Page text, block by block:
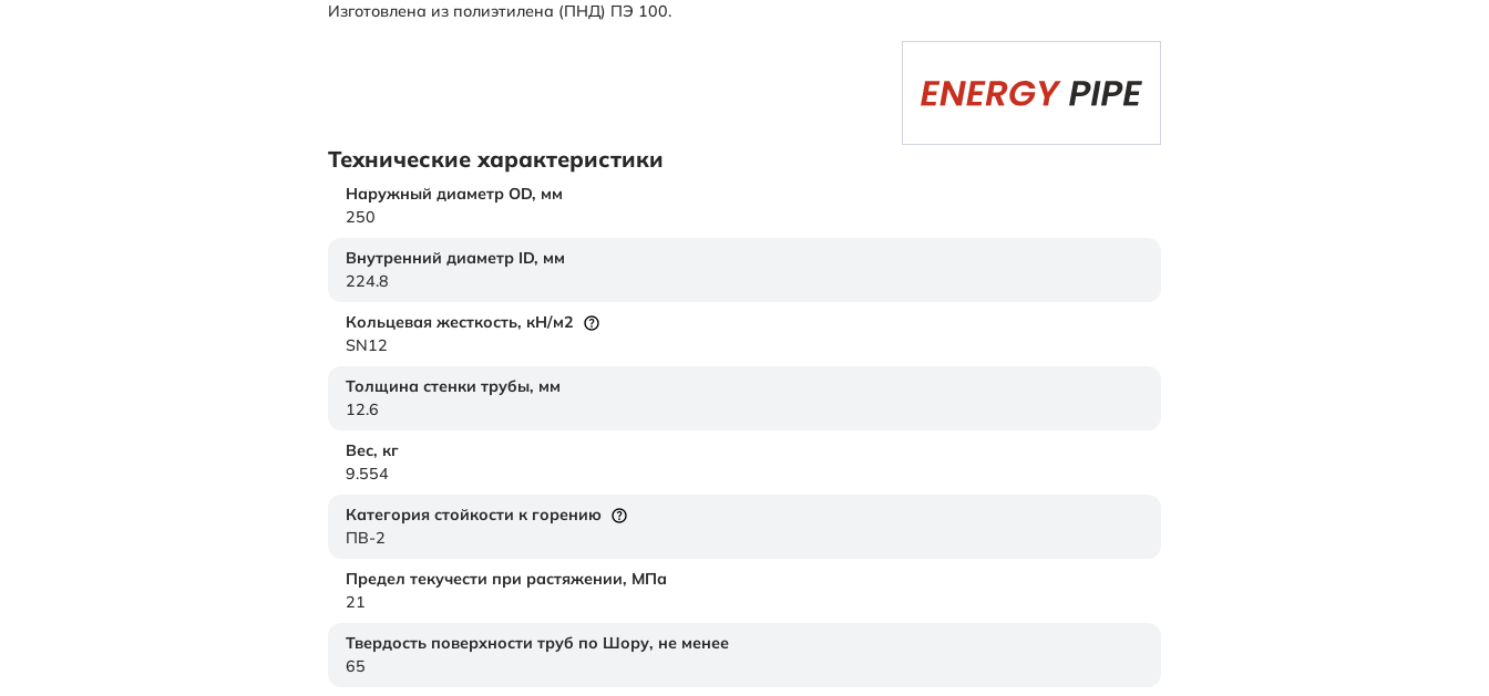
Изготовлена из полиэтилена (ПНД) ПЭ 100.
Технические характеристики
Наружный диаметр OD, мм
250
Внутренний диаметр ID, мм
224.8
Кольцевая жесткость, кН/м2
SN12
Толщина стенки трубы, мм
12.6
Вес, кг
9.554
Категория стойкости к горению
ПВ-2
Предел текучести при растяжении, МПа
21
Твердость поверхности труб по Шору, не менее
65